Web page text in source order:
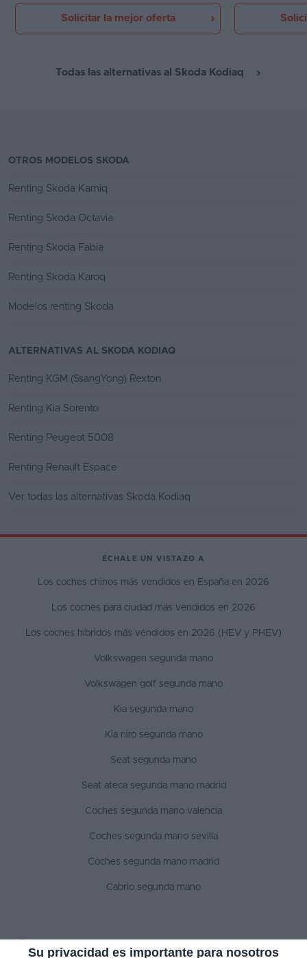
Su privacidad es importante para nosotros
5 o 7 plazas
Solicitar la mejor oferta
equipamiento
como en
Todas las alternativas al Skoda Kodiaq
OTROS MODELOS SKODA
Renting Skoda Kamiq
Renting Skoda Octavia
Renting Skoda Fabia
Renting Skoda Karoq
Modelos renting Skoda
ALTERNATIVAS AL SKODA KODIAQ
Renting KGM (SsangYong) Rexton
Renting Kia Sorento
Renting Peugeot 5008
Renting Renault Espace
Ver todas las alternativas Skoda Kodiaq
ÉCHALE UN VISTAZO A
Los coches chinos más vendidos en España en 2026
Los coches para ciudad más vendidos en 2026
Los coches híbridos más vendidos en 2026 (HEV y PHEV)
Volkswagen segunda mano
Volkswagen golf segunda mano
Kia segunda mano
Kia niro segunda mano
Seat segunda mano
Seat ateca segunda mano madrid
Coches segunda mano valencia
Coches segunda mano sevilla
Coches segunda mano madrid
Cabrio segunda mano
SÍGUENOS